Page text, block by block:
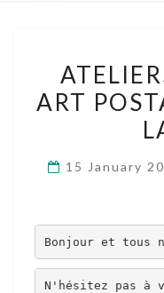
ART
15 January
Bonjour et tous
N'hésitez pas à